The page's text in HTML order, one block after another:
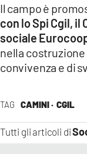
TAG CAMINI · CGIL
Tutti gli articoli di
Il campo è
con lo Spi Cgil, il
sociale
nella
convivenza e di